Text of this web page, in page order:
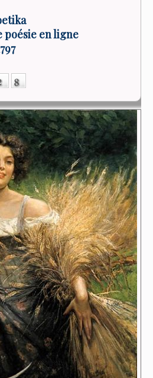
poésie en ligne